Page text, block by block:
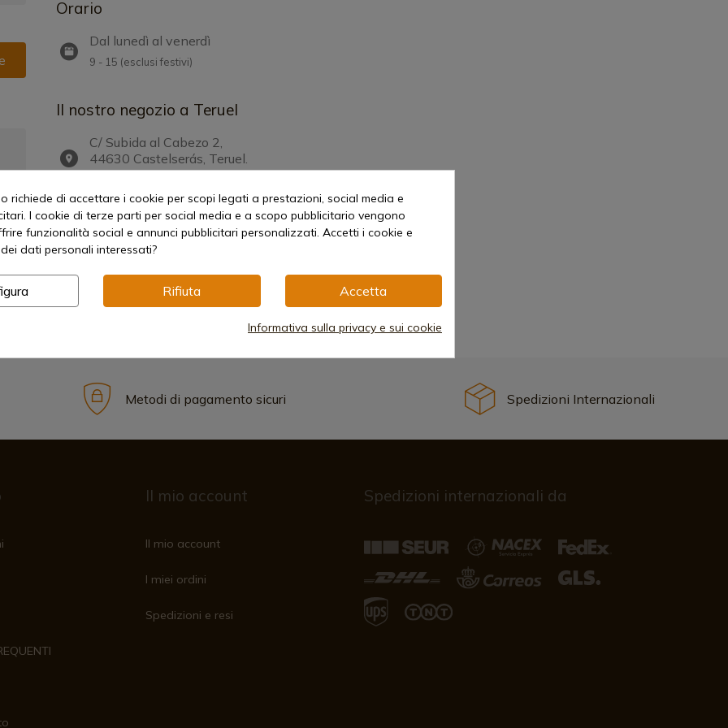
Orario
Dal lunedì al venerdì
9 - 15 (esclusi festivi)
Il nostro negozio a Teruel
C/ Subida al Cabezo 2,
44630 Castelserás, Teruel.
Spagna
Metodi di pagamento sicuri Spedizioni Internazionali
Il mio account
Il mio account
I miei ordini
Spedizioni e resi
Spedizioni internazionali da
richiede di accettare i cookie per scopi legati a prestazioni, social media e
I cookie di terze parti per social media e a scopo pubblicitario vengono
funzionalità social e annunci pubblicitari personalizzati. Accetti i cookie e
dati personali interessati?
Rifiuta Accetta
Informativa sulla privacy e sui cookie